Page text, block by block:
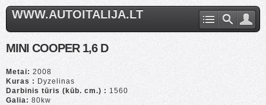
WWW.AUTOITALIJA.LT
MINI COOPER 1,6 D
Metai: 2008
Kuras : Dyzelinas
Darbinis tūris (kūb. cm.) : 1560
Galia: 80kw